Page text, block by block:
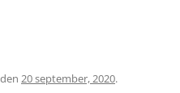
den 20 september, 2020.